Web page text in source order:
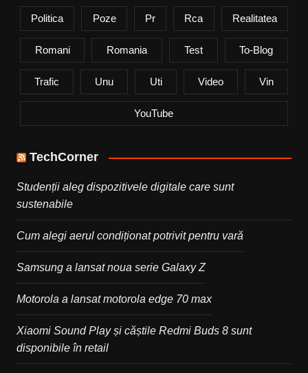
Politica Poze Pr Rca Realitatea
Romani Romania Test To-Blog
Trafic Unu Uti Video Vin
YouTube
TechCorner
Studenții aleg dispozitivele digitale care sunt
sustenabile
Cum alegi aerul condiționat potrivit pentru vară
Samsung a lansat noua serie Galaxy Z
Motorola a lansat motorola edge 70 max
Xiaomi Sound Play și căștile Redmi Buds 8 sunt
disponibile în retail